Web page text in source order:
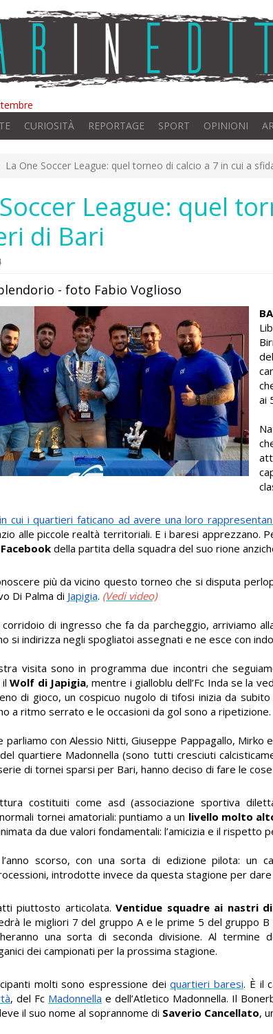
CURIOSITÀ REPORTAGE SPORT OPINIONI
La One Soccer League: quel torneo di calcio a 7 in cui a
League: quel
di Bari
- foto Fabio Voglioso
ai
in cui i quartieri faticano ad avere una loro
alle piccole realtà territoriali. E i baresi apprezzano.
della partita della squadra del suo rione
più da vicino questo torneo che si disputa
Di Palma di Japigia. (Vedi video)
di ingresso che fa da parcheggio, arriviamo
si indirizza negli spogliatoi assegnati e ne esce con
visita sono in programma due incontri che
ilWolf di Japigia, mentre i gialloblu dell’Fc Inda se la
di gioco, un cospicuo nugolo di tifosi inizia da
a ritmo serrato e le occasioni da gol sono a ripetizione.
parliamo con Alessio Nitti, Giuseppe Pappagallo,
quartiere Madonnella (sono tutti cresciuti
di tornei sparsi per Bari, hanno deciso di fare le
costituiti come asd (associazione sportiva
tornei amatoriali: puntiamo a un livello molto
da due valori fondamentali: l’amicizia e il rispetto
scorso, con una sorta di edizione pilota: un
introdotte invece da questa stagione per dare
piuttosto articolata.Ventidue squadre ai nastri
le migliori 7 del gruppo A e le prime 5 del gruppo
una sorta di seconda divisione. Al termine
dei campionati per la prossima stagione.
molti sono espressione deiquartieri baresi. È il
, del Fc Madonnella e dell’Atletico Madonnella. Il
il suo nome al soprannome di Saverio Cancellato,